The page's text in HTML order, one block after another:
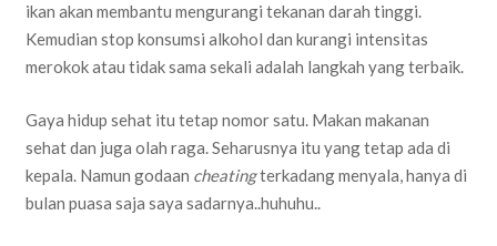
ikan akan membantu mengurangi tekanan darah tinggi.
Kemudian stop konsumsi alkohol dan kurangi intensitas
merokok atau tidak sama sekali adalah langkah yang terbaik.
Gaya hidup sehat itu tetap nomor satu. Makan makanan
sehat dan juga olah raga. Seharusnya itu yang tetap ada di
kepala. Namun godaan cheatingterkadang menyala, hanya di
bulan puasa saja saya sadarnya..huhuhu..